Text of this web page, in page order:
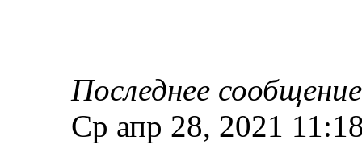
Последнее сообщение
Ср апр 28, 2021